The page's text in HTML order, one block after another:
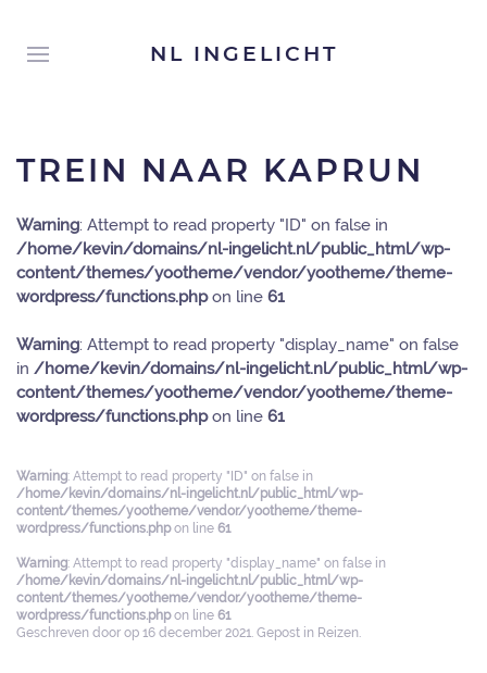
NL INGELICHT
TREIN NAAR KAPRUN
Warning: Attempt to read property "ID" on false in
/home/kevin/domains/nl-ingelicht.nl/public_html/wp-
content/themes/yootheme/vendor/yootheme/theme-
wordpress/functions.phpon line 61
Warning: Attempt to read property "display_name" on false
in /home/kevin/domains/nl-ingelicht.nl/public_html/wp-
content/themes/yootheme/vendor/yootheme/theme-
wordpress/functions.phpon line 61
Warning: Attempt to read property "ID" on false in
/home/kevin/domains/nl-ingelicht.nl/public_html/wp-
content/themes/yootheme/vendor/yootheme/theme-
wordpress/functions.phpon line 61
Warning: Attempt to read property "display_name" on false in
/home/kevin/domains/nl-ingelicht.nl/public_html/wp-
content/themes/yootheme/vendor/yootheme/theme-
wordpress/functions.phpon line 61
Geschreven door op 16 december 2021. Gepost in Reizen.